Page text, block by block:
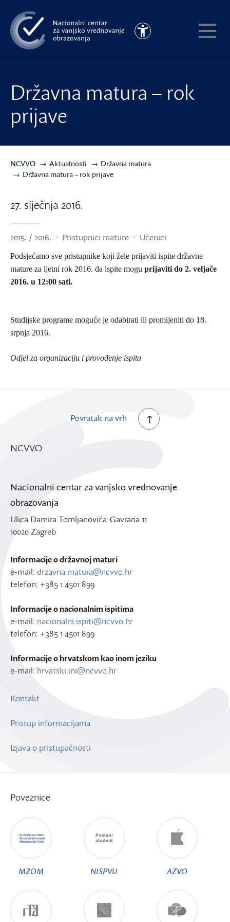
na
glavni
sadržaj
Pristupačnost
Državna matura – rok
prijave
NCVVO Aktualnosti
Državna matura
Državna matura – rok prijave
27. siječnja 2016.
2015. / 2016. Pristupnici mature Učenici
Podsjećamo sve pristupnike koji žele prijaviti ispite državne
mature za ljetni rok 2016. da ispite mogu prijaviti do 2. veljače
2016. u 12:00 sati.
Studijske programe moguće je odabirati ili promijeniti do 18.
srpnja 2016.
Odjel za organizaciju i provođenje ispita
Povratak na vrh
NCVVO
Nacionalni centar za vanjsko vrednovanje
obrazovanja
Ulica Damira Tomljanovića-Gavrana 11
10020 Zagreb
Informacije o državnoj maturi
e-mail: drzavna.matura@ncvvo.hr
telefon: +385 1 4501 899
Informacije o nacionalnim ispitima
e-mail: nacionalni.ispiti@ncvvo.hr
telefon: +385 1 4501 899
Informacije o hrvatskom kao inom jeziku
e-mail: hrvatski.ini@ncvvo.hr
Kontakt
Pristup informacijama
Izjava o pristupačnosti
Poveznice
MZOM NISPVU AZVO